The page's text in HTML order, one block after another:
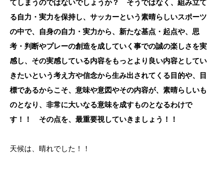
る自力・実力を保持し、サッカーという素晴らしいスポーツ
の中で、自身の自力・実力から、新たな基点・起点や、思
考・判断やプレーの創造を成していく事での誠の楽しさを実
感し、その実感している内容をもっとより良い内容としてい
きたいという考え方や信念から生み出されてくる目的や、目
標であるからこそ、意味や意図やその内容が、素晴らしいも
のとなり、非常に大いなる意味を成すものとなるわけで
す！！ その点を、最重要視していきましょう！！
天候は、晴れでした！！